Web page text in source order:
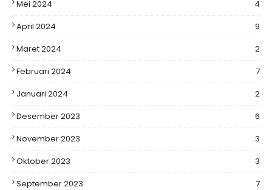
Mei 2024
4
April 2024
9
Maret 2024
2
Februari 2024
7
Januari 2024
2
Desember 2023
6
November 2023
3
Oktober 2023
3
September 2023
7